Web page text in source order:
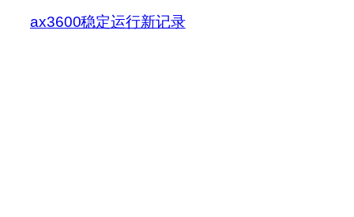
ax3600稳定运行新记录